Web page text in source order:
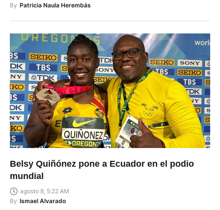
By Patricia Naula Herembás
Belsy Quiñónez pone a Ecuador en el podio
mundial
agosto 8, 5:22 AM
By Ismael Alvarado